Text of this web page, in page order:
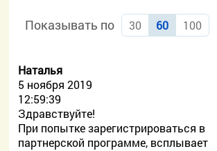
Показывать по 30 60 100
Наталья
5 ноября 2019
12:59:39
Здравствуйте!
При попытке зарегистрироваться в
партнерской программе, всплывает